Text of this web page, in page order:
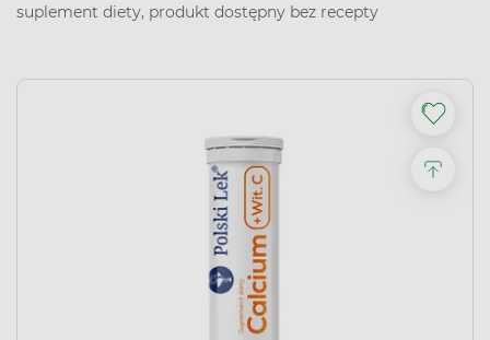
suplement diety, produkt dostępny bez recepty